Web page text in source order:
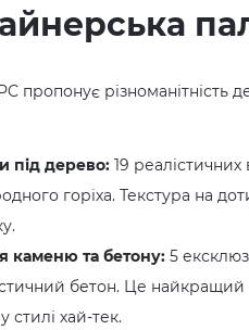
пропонує різноманітність
під дерево: 19
горіха. Текстура на
каменю та бетону: 5
бетон. Це найкращий
стилі хай-тек.